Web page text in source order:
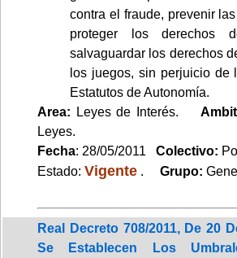
contra el fraude, prevenir
proteger los derechos
salvaguardar los derechos
los juegos, sin perjuicio de
Estatutos de Autonomía.
Area: Leyes de Interés.
Leyes.
Fecha: 28/05/2011 Colectivo:
Estado: Vigente . Grupo:
Real Decreto 708/2011, De 20
Se Establecen Los